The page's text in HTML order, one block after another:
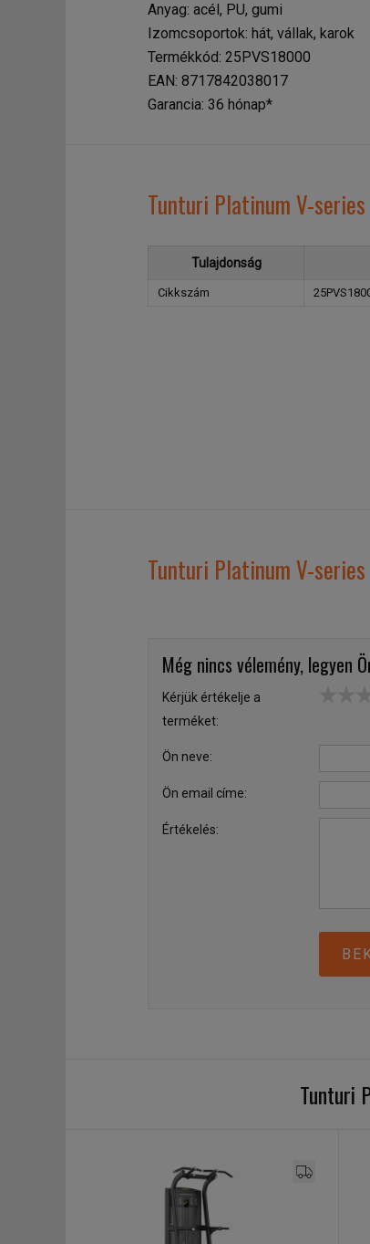
Anyag: acél, PU, ​​gumi
Izomcsoportok: hát, vállak, karok
Termékkód: 25PVS18000
EAN: 8717842038017
Garancia: 36 hónap*
Tunturi Platinum V-
Tulajdonság
Cikkszám
Tunturi Platinum V-
Még nincs vélemény, legyen
Kérjük értékelje a
terméket:
Ön neve:
Ön email címe:
Értékelés:
Tunturi